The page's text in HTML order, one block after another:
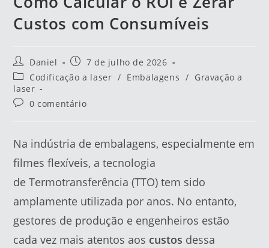
Custos com Consumíveis
Daniel
7 de julho de 2026
Codificação a laser / Embalagens / Gravação a
laser
0 comentário
Na indústria de embalagens, especialmente em
filmes flexíveis, a tecnologia
de Termotransferência (TTO) tem sido
amplamente utilizada por anos. No entanto,
gestores de produção e engenheiros estão
cada vez mais atentos aos custos dessa